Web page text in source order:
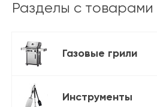
Разделы с товарами
Газовые грили
Инструменты